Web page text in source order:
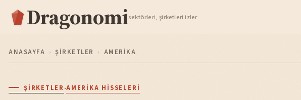
Dragonomisektörleri, şirketleri izler
TAKIP ET
ANASAYFA › ŞIRKETLER › AMERIKA
ŞIRKETLER·AMERIKA HISSELERI